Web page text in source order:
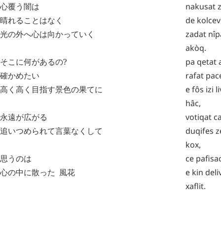
心覆う闇は
nakusat
晴れることはなく
de kolcev
光の外へ心は向かっていく
zadat
akòq.
そこに何があるの?
pa qetat
確かめたい
rafat
高く高く目指す景色の果てに
efôs izi
hâc,
永遠が広がる
votiqat
追いつめられて言葉なくして
duqifes
kox,
思うのは
ce
心の中に散った 風花 e kin
xaflit.